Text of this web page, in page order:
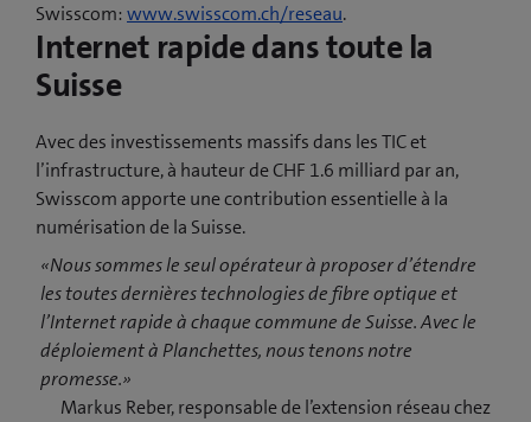
Swisscom: www.swisscom.ch/reseau.
Internet rapide dans toute la
Suisse
Avec des investissements massifs dans les TIC et
l’infrastructure, à hauteur de CHF 1.6 milliard par an,
Swisscom apporte une contribution essentielle à la
numérisation de la Suisse.
«Nous sommes le seul opérateur à proposer d’étendre
les toutes dernières technologies de fibre optique et
l’Internet rapide à chaque commune de Suisse. Avec le
déploiement à Planchettes, nous tenons notre
promesse.»
Markus Reber, responsable de l’extension réseau chez